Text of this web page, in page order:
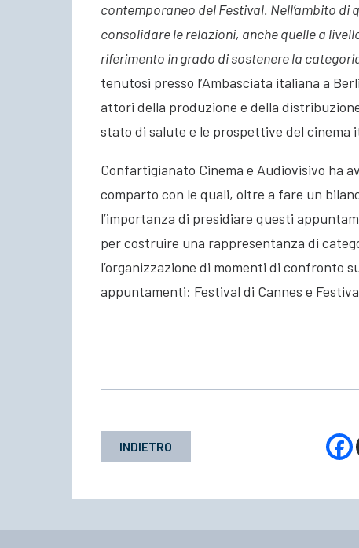
contemporaneo del Festival. Nell’ambito
consolidare le relazioni, anche quelle a
riferimento in grado di sostenere la
tenutosi presso l’Ambasciata italiana a
attori della produzione e della
stato di salute e le prospettive del cinema
Confartigianato Cinema e Audiovisivo ha
comparto con le quali, oltre a fare un
l’importanza di presidiare questi
per costruire una rappresentanza di
l’organizzazione di momenti di confronto
appuntamenti: Festival di Cannes e
INDIETRO